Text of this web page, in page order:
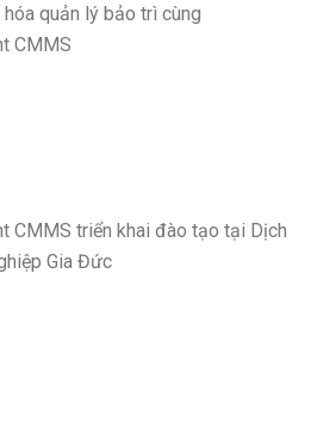
quản lý bảo trì cùng
CMMS
CMMS triển khai đào tạo tại Dịch
Gia Đức